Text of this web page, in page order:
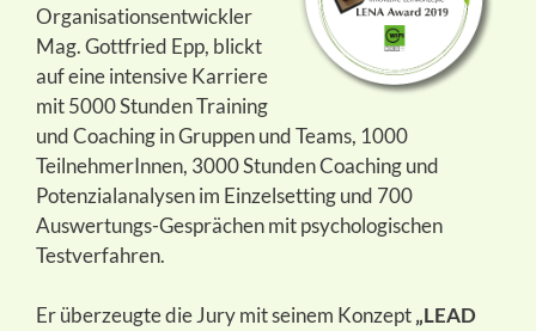
Organisationsentwickler
Mag. Gottfried Epp, blickt
auf eine intensive Karriere
mit 5000 Stunden Training
und Coaching in Gruppen und Teams, 1000
TeilnehmerInnen, 3000 Stunden Coaching und
Potenzialanalysen im Einzelsetting und 700
Auswertungs-Gesprächen mit psychologischen
Testverfahren.
Er überzeugte die Jury mit seinem Konzept„LEAD